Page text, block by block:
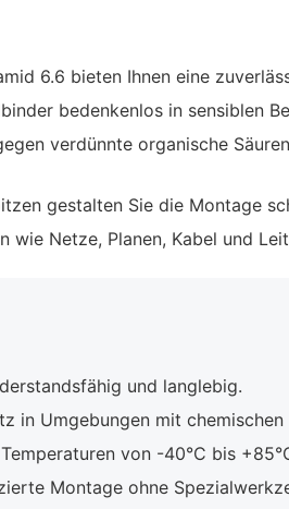
6.6 bieten Ihnen eine
bedenkenlos in sensiblen
verdünnte organische
gestalten Sie die Montage
wie Netze, Planen, Kabel und
und langlebig.
in Umgebungen mit chemischen
von -40°C bis
Montage ohne